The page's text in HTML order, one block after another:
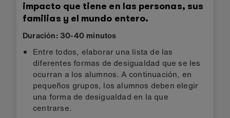
impacto que tiene en las personas, sus
familias y el mundo entero.
Duración: 30-40 minutos
Entre todos, elaborar una lista de las
diferentes formas de desigualdad que se les
ocurran a los alumnos. A continuación, en
pequeños grupos, los alumnos deben elegir
una forma de desigualdad en la que
centrarse.